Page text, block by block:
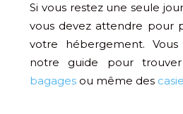
Si vous restez une seule
vous devez attendre pour
votre hébergement.
notre guide pour
bagages ou même des